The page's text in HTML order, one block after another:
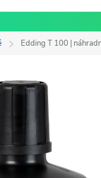
Edding T 100 |